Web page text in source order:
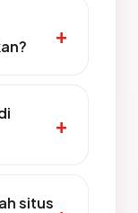
situs